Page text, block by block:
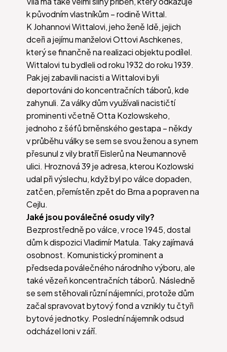
k původním vlastníkům – rodině Wittal.
K Johannovi Wittalovi, jeho ženě Idě, jejich
dceři a jejímu manželovi Ottovi Aschkenes,
který se finančně na realizaci objektu podílel.
Wittalovi tu bydleli od roku 1932 do roku 1939.
Pak jej zabavili nacisti a Wittalovi byli
deportováni do koncentračních táborů, kde
zahynuli. Za války dům využívali nacističtí
prominenti včetně Otta Kozlowskeho,
jednoho z šéfů brněnského gestapa – někdy
v průběhu války se sem se svou ženou a synem
přesunul z vily bratří Eislerů na Neumannově
ulici. Hroznová 39 je adresa, kterou Kozlowski
udal při výslechu, když byl po válce dopaden,
zatčen, přemístěn zpět do Brna a popraven na
Cejlu.
Jaké jsou poválečné osudy vily?
Bezprostředně po válce, v roce 1945, dostal
dům k dispozici Vladimír Matula. Taky zajímavá
osobnost. Komunistický prominent a
předseda poválečného národního výboru, ale
také vězeň koncentračních táborů. Následně
se sem stěhovali různí nájemníci, protože dům
začal spravovat bytový fond a vznikly tu čtyři
bytové jednotky. Poslední nájemník odsud
odcházel loni v září.